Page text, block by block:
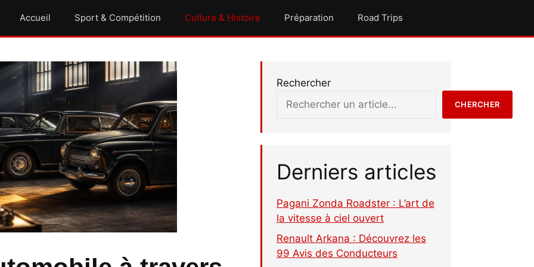
Accueil Sport & Compétition Culture & Histoire Préparation Road Trips
Rechercher
CHERCHER
Derniers articles
Pagani Zonda Roadster : L’art de
la vitesse à ciel ouvert
Renault Arkana : Découvrez les
99 Avis des Conducteurs